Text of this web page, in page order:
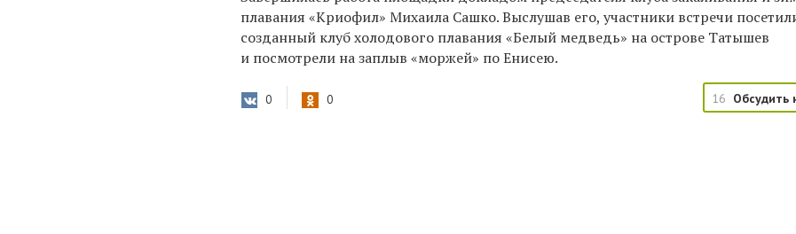
плавания «Криофил» Михаила Сашко. Выслушав его, участники встречи
созданный клуб холодового плавания «Белый медведь» на острове Татышев
и посмотрели на заплыв «моржей» по Енисею.
0 0 16 Обсудить